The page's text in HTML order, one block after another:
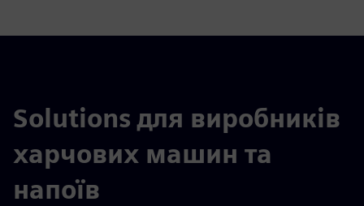
Solutions для виробників
харчових машин та
напоїв